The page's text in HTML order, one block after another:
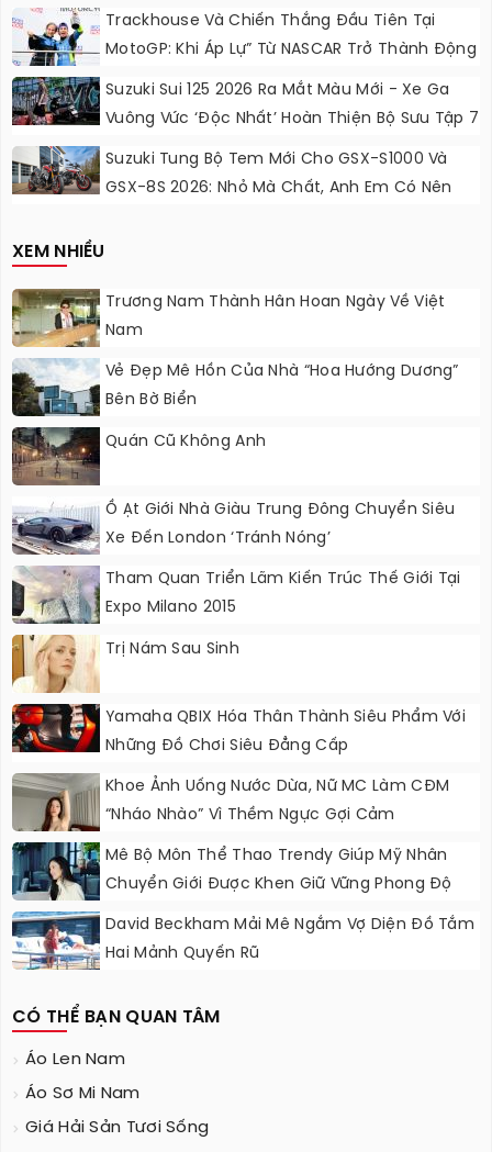
Chơi, Thêm Cá Tính
Trackhouse Và Chiến Thắng Đầu Tiên Tại
MotoGP: Khi Áp Lự” Từ NASCAR Trở Thành Động
Lực Ngọt Ngào
Suzuki Sui 125 2026 Ra Mắt Màu Mới - Xe Ga
Vuông Vức ‘độc Nhất’ Hoàn Thiện Bộ Sưu Tập 7
Sắc Cầu Vồng
Suzuki Tung Bộ Tem Mới Cho GSX-S1000 Và
GSX-8S 2026: Nhỏ Mà Chất, Anh Em Có Nên
XEM NHIỀU
Trương Nam Thành Hân Hoan Ngày Về Việt
Nam
Vẻ Đẹp Mê Hồn Của Nhà “hoa Hướng Dương”
Bên Bờ Biển
Quán Cũ Không Anh
Ồ Ạt Giới Nhà Giàu Trung Đông Chuyển Siêu
Xe Đến London ‘tránh Nóng’
Tham Quan Triển Lãm Kiến Trúc Thế Giới Tại
Expo Milano 2015
Trị Nám Sau Sinh
Yamaha QBIX Hóa Thân Thành Siêu Phẩm Với
Những Đồ Chơi Siêu Đẳng Cấp
Khoe Ảnh Uống Nước Dừa, Nữ MC Làm CĐM
“nháo Nhào” Vì Thềm Ngực Gợi Cảm
Mê Bộ Môn Thể Thao Trendy Giúp Mỹ Nhân
Chuyển Giới Được Khen Giữ Vững Phong Độ
Nhan Sắc
David Beckham Mải Mê Ngắm Vợ Diện Đồ Tắm
Hai Mảnh Quyến Rũ
CÓ THỂ BẠN QUAN TÂM
Áo Len Nam
Áo Sơ Mi Nam
Giá Hải Sản Tươi Sống